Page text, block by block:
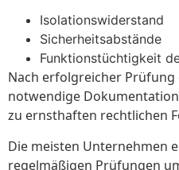
Isolationswiderstand
Sicherheitsabstände
Funktionstüchtigkeit
Nach erfolgreicher
notwendige
zu ernsthaften rechtlichen
Die meisten Unternehmen
regelmäßigen Prüfungen